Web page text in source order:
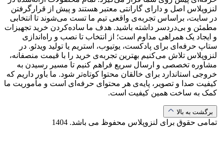
لنزوپلاس اصل و دارای گارانتی معتبر هستند و پیش از قرارگرفتن
در سایت، براساس تجربه‌ی واقعی تیم ما تست می‌شوند تا انتخابی
مطمئن و بی‌دردسر داشته باشید. هدف ما ساده‌کردن خرید تجهیزات
و ایجاد یک همراهی مداوم است؛ از انتخاب تا نصب و راه‌اندازی
ستاپ حرفه‌ای برای پادکست، یوتیوب، استریم یا تولید ویدئو. در
لنزوپلاس تلاش می‌کنیم بهترین تجربه‌ی خرید را با قیمت منصفانه،
مشاوره تخصصی و ارسال سریع فراهم کنیم تا مسیر رسیدن به
خروجی استاندارد برای خالقان محتوا کوتاه‌تر شود. ما باور داریم که
کیفیت صدا و تصویر، پایه‌ی هر محتوای حرفه‌ای است و مأموریت ما
کمک به ساخت همین کیفیت است.
برگشت به بالا
تمامی حقوق برای لنزوپلاس محفوظ می باشد. 1404